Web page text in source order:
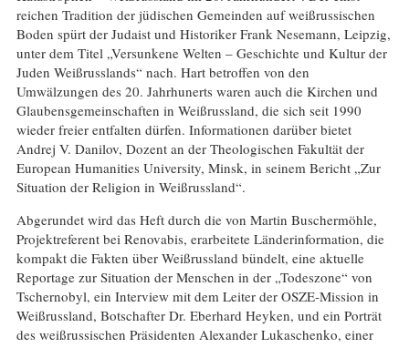
reichen Tradition der jüdischen Gemeinden auf weißrussischen
Boden spürt der Judaist und Historiker Frank Nesemann, Leipzig,
unter dem Titel „Versunkene Welten – Geschichte und Kultur der
Juden Weißrusslands“ nach. Hart betroffen von den
Umwälzungen des 20. Jahrhunerts waren auch die Kirchen und
Glaubensgemeinschaften in Weißrussland, die sich seit 1990
wieder freier entfalten dürfen. Informationen darüber bietet
Andrej V. Danilov, Dozent an der Theologischen Fakultät der
European Humanities University, Minsk, in seinem Bericht „Zur
Situation der Religion in Weißrussland“.
Abgerundet wird das Heft durch die von Martin Buschermöhle,
Projektreferent bei Renovabis, erarbeitete Länderinformation, die
kompakt die Fakten über Weißrussland bündelt, eine aktuelle
Reportage zur Situation der Menschen in der „Todeszone“ von
Tschernobyl, ein Interview mit dem Leiter der OSZE-Mission in
Weißrussland, Botschafter Dr. Eberhard Heyken, und ein Porträt
des weißrussischen Präsidenten Alexander Lukaschenko, einer